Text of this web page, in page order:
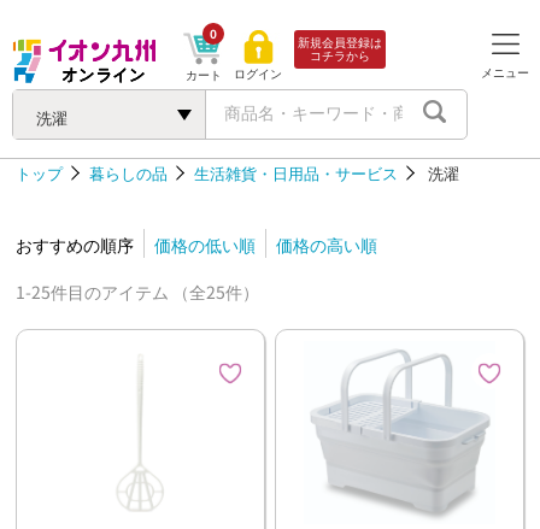
洗濯
カート
0
ログイン
新規会員登録は
コチラから
メニュー
トップ 暮らしの品 生活雑貨・日用品・サービス 洗濯
おすすめの順序 価格の低い順
価格の高い順
1-25件目のアイテム （全25件）